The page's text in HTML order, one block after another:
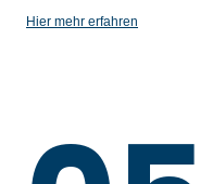
Hier mehr erfahren